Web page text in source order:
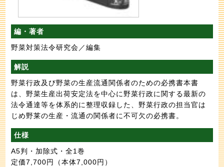
編・著者
野菜対策法令研究会／編集
解説
野菜行政及び野菜の生産流通関係者のための必携書本書
は、野菜生産出荷安定法を中心に野菜行政に関する最新の
法令通達等を体系的に整理収録した、野菜行政の担当官は
じめ野莱の生産・流通の関係者に不可欠の必携書。
仕様
A5判・加除式・全1巻
定価7,700円
（本体7,000円）